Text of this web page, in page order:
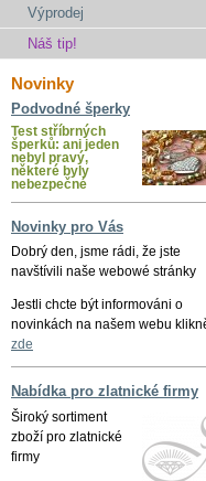
Výprodej
Náš tip!
Novinky
Podvodné šperky
Test stříbrných
šperků: ani jeden
nebyl pravý,
některé byly
nebezpečné
Novinky pro Vás
Dobrý den, jsme rádi, že jste
navštívili naše webowé stránky
Jestli chcte být informováni o
novinkách na našem webu
zde
Nabídka pro zlatnické firmy
Široký sortiment
zboží pro zlatnické
firmy